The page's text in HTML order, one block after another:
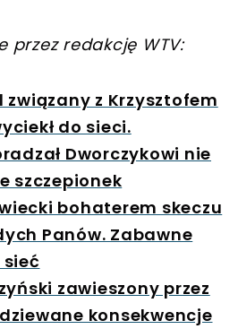
przez redakcję WTV:
z Krzysztofem
do sieci.
Dworczykowi nie
szczepionek
bohaterem skeczu
Panów. Zabawne
zawieszony przez
konsekwencje